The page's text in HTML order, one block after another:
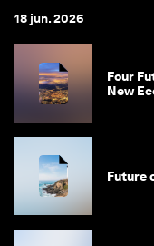
18 jun. 2026
Four
New
Future